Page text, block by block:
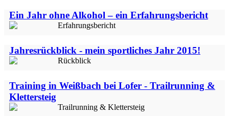
Ein Jahr ohne Alkohol – ein Erfahrungsbericht
Erfahrungsbericht
Jahresrückblick - mein sportliches Jahr 2015!
Rückblick
Training in Weißbach bei Lofer - Trailrunning &
Klettersteig
Trailrunning & Klettersteig